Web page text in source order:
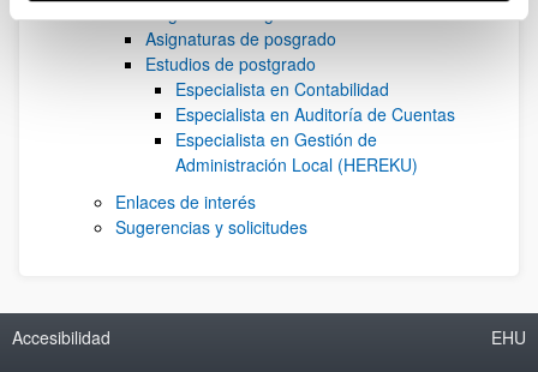
Asignaturas de grado
Asignaturas de posgrado
Estudios de postgrado
Especialista en Contabilidad
Especialista en Auditoría de Cuentas
Especialista en Gestión de
Administración Local (HEREKU)
Enlaces de interés
Sugerencias y solicitudes
Accesibilidad EHU